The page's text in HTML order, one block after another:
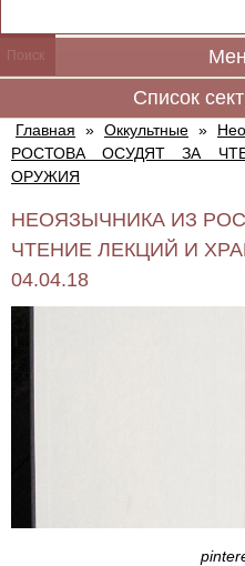
Cписок
Главная » Оккультные »
РОСТОВА ОСУДЯТ ЗА
ОРУЖИЯ
НЕОЯЗЫЧНИКА ИЗ
ЧТЕНИЕ ЛЕКЦИЙ И
04.04.18